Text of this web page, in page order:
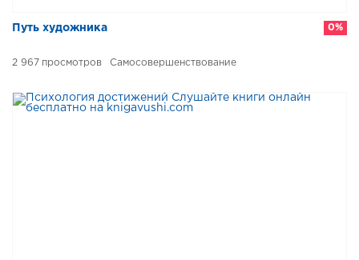
Путь художника
2 967 Самосовершенствование
0%